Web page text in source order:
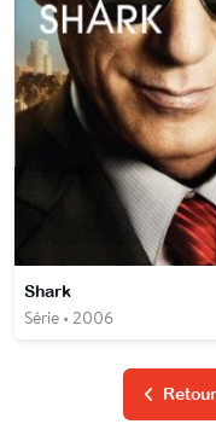
Shark
Série • 2006